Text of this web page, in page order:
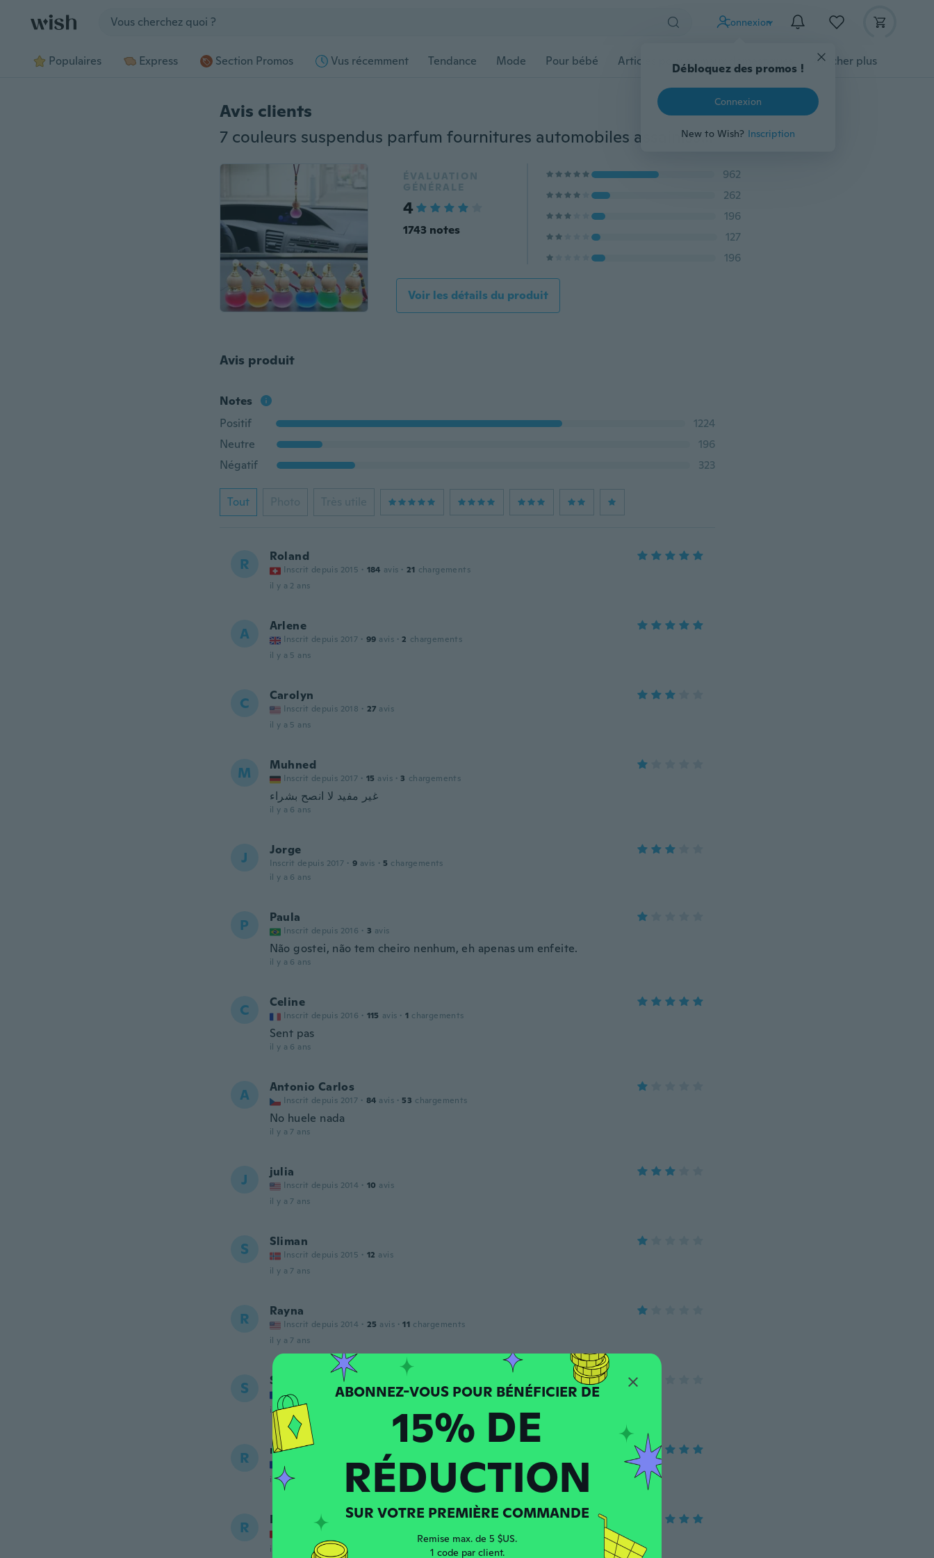
Connexion
Débloquez des promos !
Connexion
New to Wish? Inscription
Populaires Express Section Promos Vus récemment Tendance Mode Pour bébé Articles pour animaux domestiques Afficher plus
Avis clients
7 couleurs suspendus parfum fournitures automobiles assainisseur d'air gourde aromathérapie pour accessoires de maison de voiture
ÉVALUATION
GÉNÉRALE
4
1743 notes
962
262
196
127
196
Voir les détails du produit
Avis produit
Notes
Positif
1224
Neutre
196
Négatif
323
Tout Photo Très utile
R Roland
Inscrit depuis 2015 · 184 avis · 21 chargements
il y a 2 ans
A Arlene
Inscrit depuis 2017 · 99 avis · 2 chargements
il y a 5 ans
C Carolyn
Inscrit depuis 2018 · 27 avis
il y a 5 ans
M Muhned
Inscrit depuis 2017 · 15 avis · 3 chargements
غير مفيد لا انصح بشراء
il y a 6 ans
J Jorge
Inscrit depuis 2017 · 9 avis · 5 chargements
il y a 6 ans
P Paula
Inscrit depuis 2016 · 3 avis
Não gostei, não tem cheiro nenhum, eh apenas um enfeite.
il y a 6 ans
C Celine
Inscrit depuis 2016 · 115 avis · 1 chargements
Sent pas
il y a 6 ans
A Antonio Carlos
Inscrit depuis 2017 · 84 avis · 53 chargements
No huele nada
il y a 7 ans
J julia
Inscrit depuis 2014 · 10 avis
il y a 7 ans
S Sliman
Inscrit depuis 2015 · 12 avis
il y a 7 ans
R Rayna
Inscrit depuis 2014 · 25 avis · 11 chargements
il y a 7 ans
S Sandrine
Inscrit depuis 2015 · 41
avis
il y a 7 ans
R raphael
Inscrit depuis 2017 · 915 avis
il y a 7 ans
R Rita
Inscrit depuis 2016
chargements
il y a 7 ans
15% DE
RÉDUCTION
SUR VOTRE PREMIÈRE COMMANDE
Remise max. de 5 $US.
1 code par client.